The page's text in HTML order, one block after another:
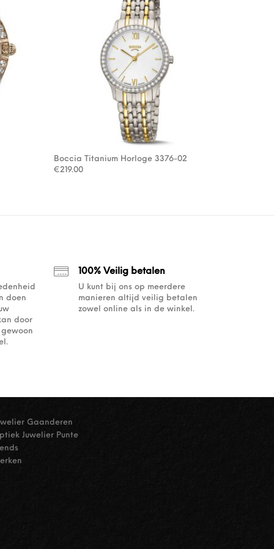
Boccia Titanium Horloge 3376-02
€219.00
doen
door
100% Veilig betalen
U kunt bij ons op meerdere
manieren altijd veilig betalen
zowel online als in de winkel.
Gaanderen
Juwelier Punte